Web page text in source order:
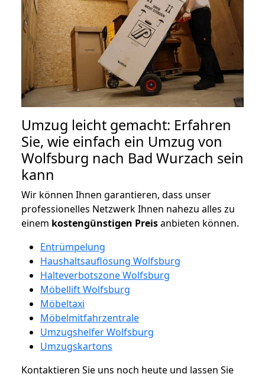
Umzug leicht gemacht: Erfahren
Sie, wie einfach ein Umzug von
Wolfsburg nach Bad Wurzach sein
kann
Wir können Ihnen garantieren, dass unser
professionelles Netzwerk Ihnen nahezu alles zu
einem kostengünstigen Preisanbieten können.
Entrümpelung
Haushaltsauflösung Wolfsburg
Halteverbotszone Wolfsburg
Möbellift Wolfsburg
Möbeltaxi
Möbelmitfahrzentrale
Umzugshelfer Wolfsburg
Umzugskartons
Kontaktieren Sie uns noch heute und lassen Sie